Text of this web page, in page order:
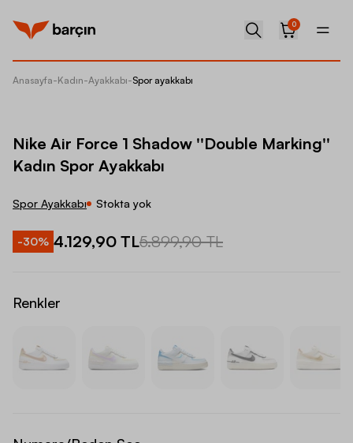
0
Anasayfa-Kadın-Ayakkabı-Spor ayakkabı
Nike Air Force 1 Shadow ''Double Marking''
Kadın Spor Ayakkabı
Spor Ayakkabı Stokta yok
-30% 4.129,90 TL5.899,90 TL
Renkler